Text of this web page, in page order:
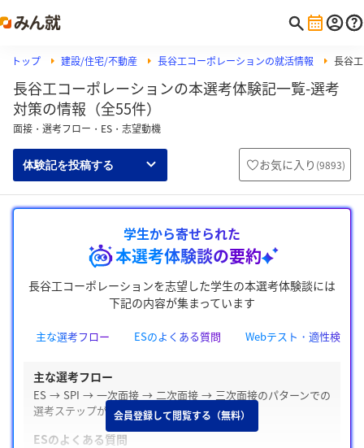
トップ 建設/住宅/不動産 長谷工コーポレーションの就活情報 長谷
長谷工コーポレーションの本選考体験記一覧-選考
対策の情報（全55件）
面接・選考フロー・ES・志望動機
体験記を投稿する お気に入り (9893)
学生から寄せられた
本選考体験談の要約
長谷工コーポレーションを志望した学生の本選考体験談には
下記の内容が集まっています
主な選考フロー ESのよくある質問 Webテスト・適性検査
主な選考フロー
ES → SPI → 一次面接 → 二次面接 → 三次面接のパターンでの
選考ステップが多いです。
ESのよくある質問
会員登録して閲覧する（無料）